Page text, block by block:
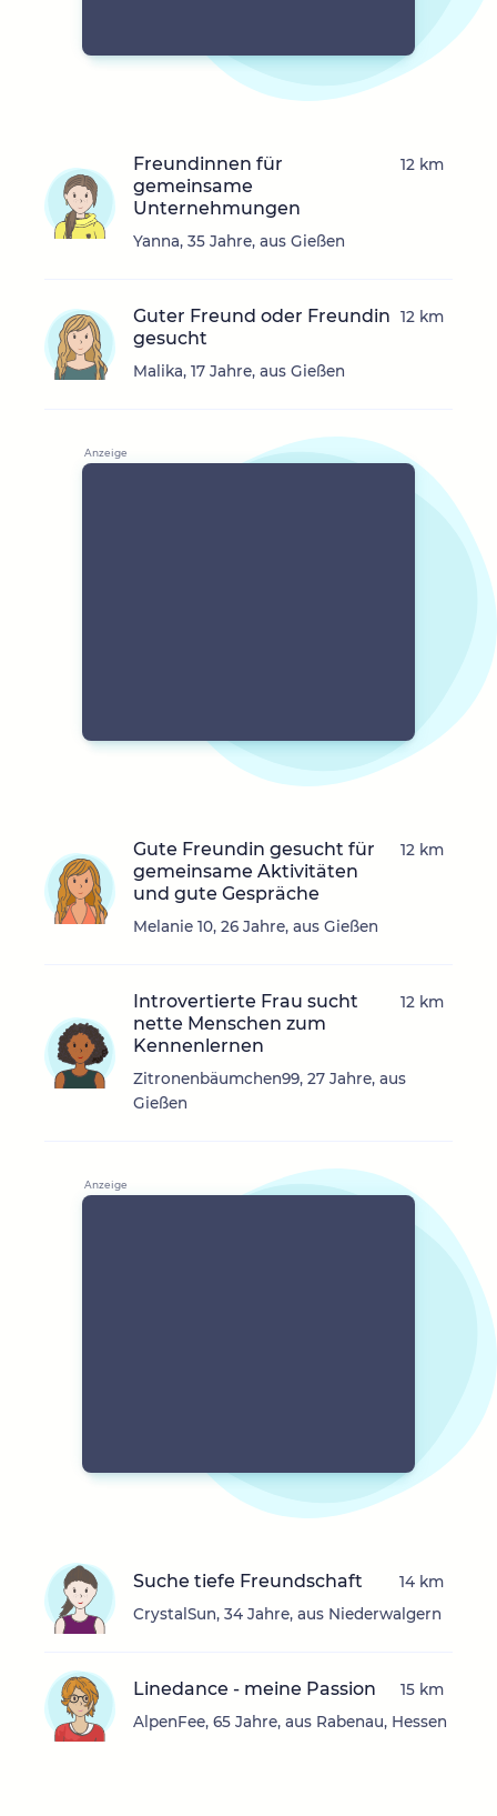
Freundinnen für
gemeinsame
Unternehmungen
Yanna, 35 Jahre, aus Gießen
12 km
Guter Freund oder Freundin
gesucht
Malika, 17 Jahre, aus Gießen
12 km
Gute Freundin gesucht für
gemeinsame Aktivitäten
und gute Gespräche
Melanie 10, 26 Jahre, aus Gießen
12 km
Introvertierte Frau sucht
nette Menschen zum
Kennenlernen
Zitronenbäumchen99, 27 Jahre, aus
Gießen
12 km
Suche tiefe Freundschaft
CrystalSun, 34 Jahre, aus Niederwalgern
14 km
Linedance - meine Passion
AlpenFee, 65 Jahre, aus Rabenau, Hessen
15 km